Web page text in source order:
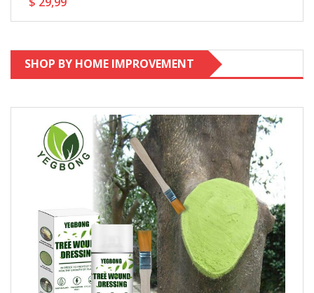
SHOP BY HOME IMPROVEMENT